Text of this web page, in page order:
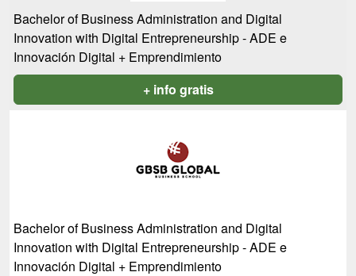
Bachelor of Business Administration and Digital
Innovation with Digital Entrepreneurship - ADE e
Innovación Digital + Emprendimiento
+ info gratis
Bachelor of Business Administration and Digital
Innovation with Digital Entrepreneurship - ADE e
Innovación Digital + Emprendimiento